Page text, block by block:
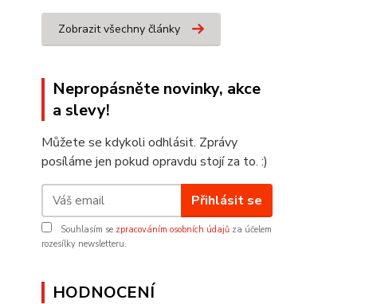
Zobrazit všechny články
Nepropásněte novinky, akce
a slevy!
Můžete se kdykoli odhlásit. Zprávy
posíláme jen pokud opravdu stojí za to. :)
Přihlásit se
Souhlasím se zpracováním osobních údajů za účelem
rozesílky newsletteru.
HODNOCENÍ